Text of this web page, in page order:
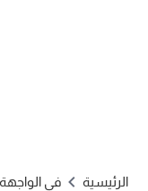
الرئيسية في الواجهة